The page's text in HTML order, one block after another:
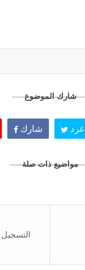
شارك الموضوع
شارك غرد
مواضيع ذات صلة